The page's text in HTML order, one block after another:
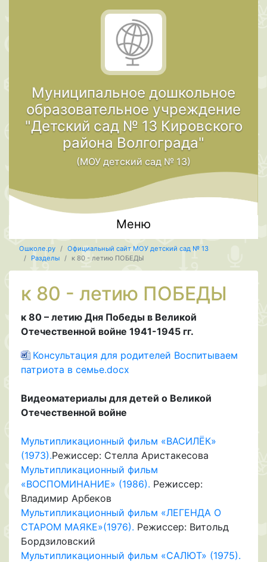
Муниципальное дошкольное
образовательное учреждение
"Детский сад № 13 Кировского
района Волгограда"
(МОУ детский сад № 13)
Меню
Ошколе.ру
Официальный сайт МОУ детский сад № 13
Разделы
к 80 - летию ПОБЕДЫ
к 80 - летию ПОБЕДЫ
к 80 – летию Дня Победы в Великой
Отечественной войне 1941-1945 гг.
Консультация для родителей Воспитываем
патриота в семье.docx
Видеоматериалы для детей о Великой
Отечественной войне
Мультипликационный фильм «ВАСИЛЁК»
(1973).Режиссер: Стелла Аристакесова
Мультипликационный фильм
«ВОСПОМИНАНИЕ» (1986). Режиссер:
Владимир Арбеков
Мультипликационный фильм «ЛЕГЕНДА О
СТАРОМ МАЯКЕ»(1976). Режиссер: Витольд
Бордзиловский
Мультипликационный фильм «САЛЮТ» (1975).